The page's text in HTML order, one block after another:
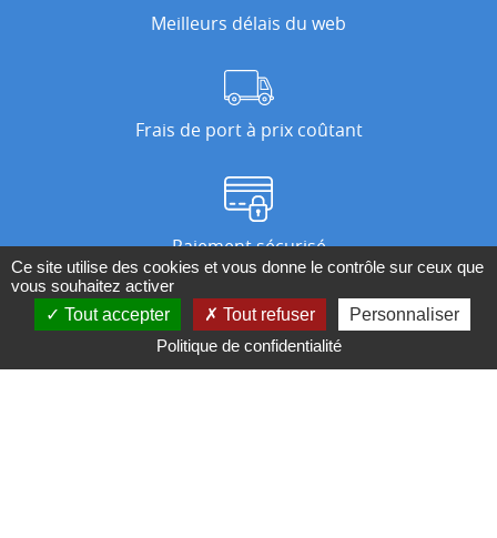
Meilleurs délais du web
Frais de port à prix coûtant
Paiement sécurisé
Nos magasins
Ce site utilise des cookies et vous donne le contrôle sur ceux que
vous souhaitez activer
Tout accepter
Tout refuser
Personnaliser
Politique de confidentialité